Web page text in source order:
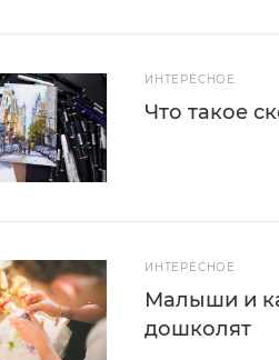
ИНТЕРЕСНОЕ
Что такое
ИНТЕРЕСНОЕ
Малыши и
дошколят